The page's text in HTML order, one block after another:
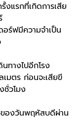
งแรกที่เกิดการเสีย
อร์ฟมีความจำเป็น
ทางไปอีกโรง
มตร ก่อนจะเสียขี
ชั่วโมง
องวันพฤหัสบดีผ่าน